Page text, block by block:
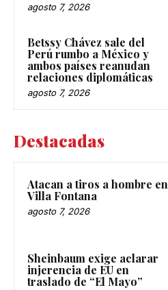
agosto 7, 2026
Betssy Chávez sale del
Perú rumbo a México y
ambos países reanudan
relaciones diplomáticas
agosto 7, 2026
Destacadas
Atacan a tiros a hombre en
Villa Fontana
agosto 7, 2026
Sheinbaum exige aclarar
injerencia de EU en
traslado de “El Mayo”